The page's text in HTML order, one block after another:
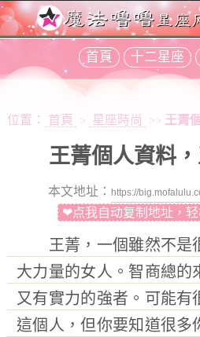
首頁 十二星座
位置： 首頁 > 星座時尚 >> 王菁
王菁個人資料
本文地址：
❤点我自动复制地址，
王菁，一個雖然不是
大力量的女人。智商總的
又有實力的強者。可能有
這個人，但你要知道很多